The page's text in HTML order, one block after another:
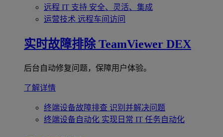
远程 IT 支持 安全、灵活、集成
运营技术 远程车间访问
实时故障排除 TeamViewer DEX
后台自动修复问题，保障用户体验。
了解详情
终端设备故障排查 识别并解决问题
终端设备自动化 实现日常 IT 任务自动化